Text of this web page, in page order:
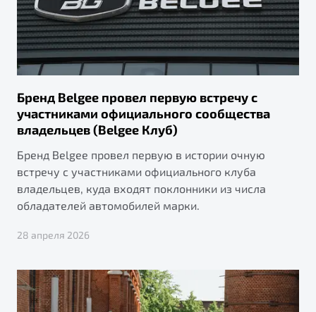
Бренд Belgee провел первую встречу с
участниками официального сообщества
владельцев (Belgee Клуб)
Бренд Belgee провел первую в истории очную
встречу с участниками официального клуба
владельцев, куда входят поклонники из числа
обладателей автомобилей марки.
28 апреля 2026